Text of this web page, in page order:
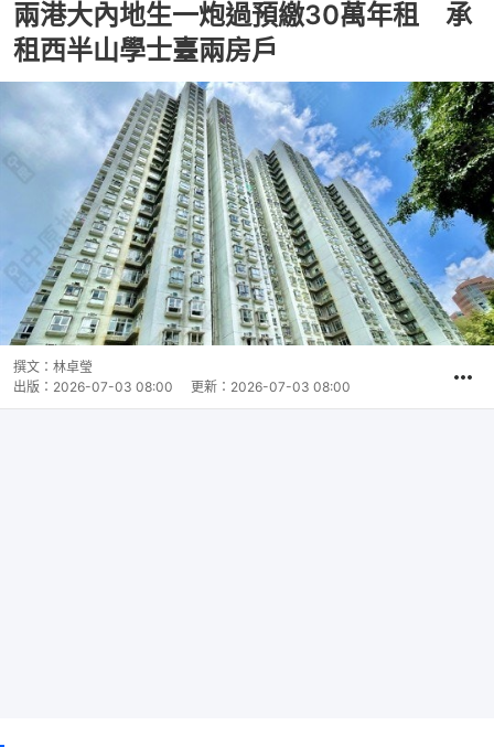
兩港大內地生一炮過預繳30萬年租 承
租西半山學士臺兩房戶
撰文： 林卓瑩
出版： 2026-07-03 08:00 更新： 2026-07-03 08:00